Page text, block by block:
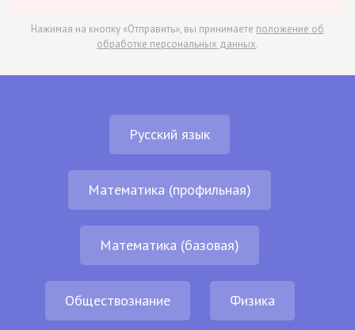
Нажимая на кнопку «Отправить», вы принимаете положение об
обработке персональных данных.
Русский язык
Математика (профильная)
Математика (базовая)
Обществознание Физика